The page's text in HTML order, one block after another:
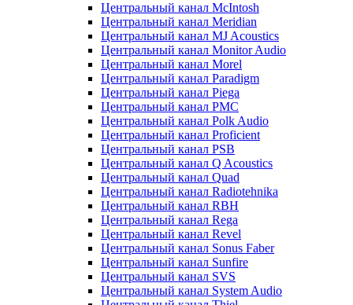
Центральный канал McIntosh
Центральный канал Meridian
Центральный канал MJ Acoustics
Центральный канал Monitor Audio
Центральный канал Morel
Центральный канал Paradigm
Центральный канал Piega
Центральный канал PMC
Центральный канал Polk Audio
Центральный канал Proficient
Центральный канал PSB
Центральный канал Q Acoustics
Центральный канал Quad
Центральный канал Radiotehnika
Центральный канал RBH
Центральный канал Rega
Центральный канал Revel
Центральный канал Sonus Faber
Центральный канал Sunfire
Центральный канал SVS
Центральный канал System Audio